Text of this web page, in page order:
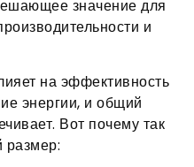
значение для
и
на эффективность
энергии, и общий
Вот почему так
размер: